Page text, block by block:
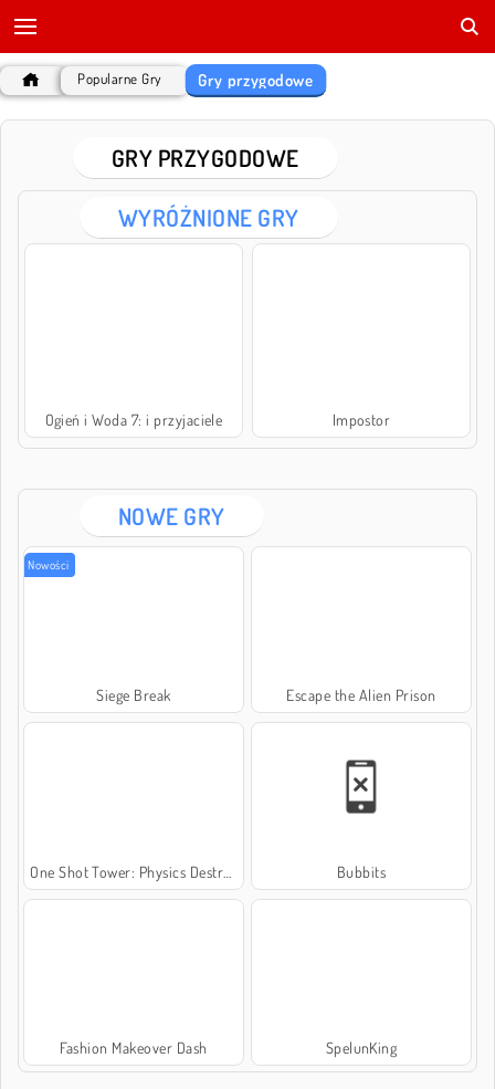
Popularne Gry Gry przygodowe
GRY PRZYGODOWE
WYRÓŻNIONE GRY
Ogień i Woda 7: i przyjaciele Impostor
NOWE GRY
Nowości
Siege Break Escape the Alien Prison
One Shot Tower: Physics Destroyer Bubbits
Fashion Makeover Dash SpelunKing